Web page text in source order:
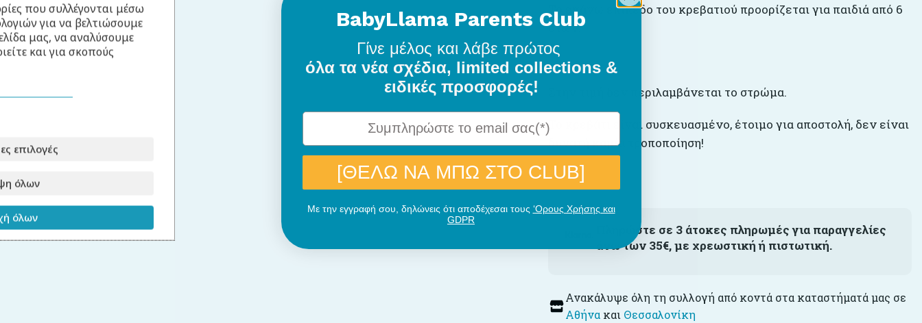
Το επάνω επίπεδο του κρεβατιού προορίζεται για παιδιά από 6
ετών.
Στην τιμή δεν περιλαμβάνεται το στρώμα.
Το κρεβάτι είναι συσκευασμένο, έτοιμο για αποστολή, δεν είναι
δυνατή καμία τροποποίηση!
Πληρώστε σε 3 άτοκες πληρωμές για παραγγελίες
άνω των 35€, με χρεωστική ή πιστωτική.
Ανακάλυψε όλη τη συλλογή από κοντά στα καταστήματά μας σε
Αθήνακαι Θεσσαλονίκη
που συλλέγονται μέσω
για να βελτιώσουμε
μας, να αναλύσουμε
και για σκοπούς
επιλογές
όλων
όλων
BabyLlama Parents Club
Γίνε μέλος και λάβε πρώτος
όλα τα νέα σχέδια, limited collections &
ειδικές προσφορές!
[ΘΕΛΩ ΝΑ ΜΠΩ ΣΤΟ CLUB]
Με την εγγραφή σου, δηλώνεις ότι αποδέχεσαι τους ‘Ορους Χρήσης και
GDPR